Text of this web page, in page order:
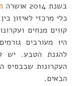
בשנת 2014 אושרה
כלי מרכזי לאיזון
קווים מנחים
היו מעורבים
להגנת הטבע. יש
העקרונות שבבסיס
הבאים.